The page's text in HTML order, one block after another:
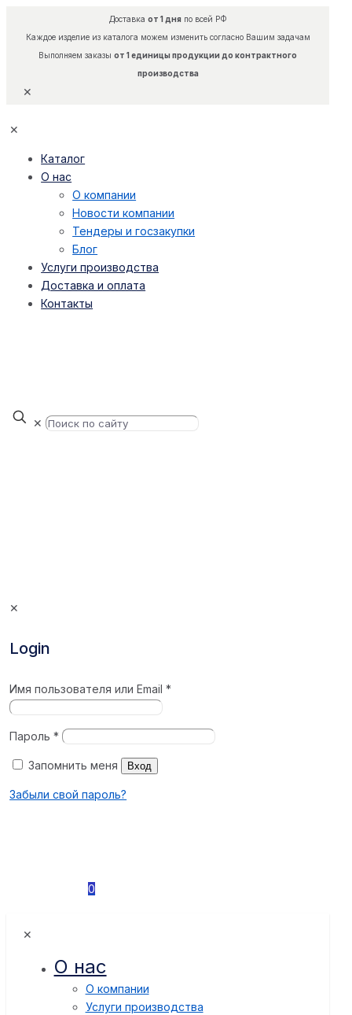
Доставка от 1 дняпо всей РФ
Каждое изделие из каталога можем изменить согласно Вашим задачам
Выполняем заказы от 1 единицы продукции до контрактного
производства
✕
✕
Каталог
О нас
О компании
Новости компании
Тендеры и госзакупки
Блог
Услуги производства
Доставка и оплата
Контакты
✕
✕
Login
Имя пользователя или Email*
Пароль*
Запомнить меня Вход
Забыли свой пароль?
0
✕
О нас
О компании
Услуги производства